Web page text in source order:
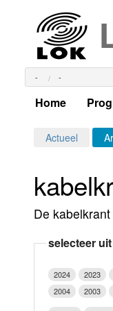
- -
Home
Alle
Per
Actueel
De
selecteer
2024 2023
2004
2003